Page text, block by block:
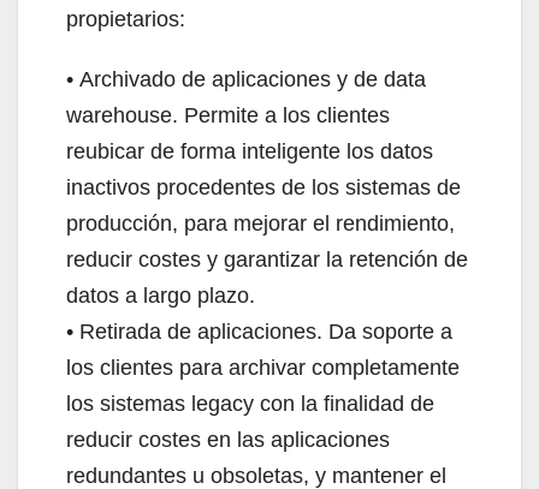
propietarios:
• Archivado de aplicaciones y de data
warehouse. Permite a los clientes
reubicar de forma inteligente los datos
inactivos procedentes de los sistemas de
producción, para mejorar el rendimiento,
reducir costes y garantizar la retención de
datos a largo plazo.
• Retirada de aplicaciones. Da soporte a
los clientes para archivar completamente
los sistemas legacy con la finalidad de
reducir costes en las aplicaciones
redundantes u obsoletas, y mantener el